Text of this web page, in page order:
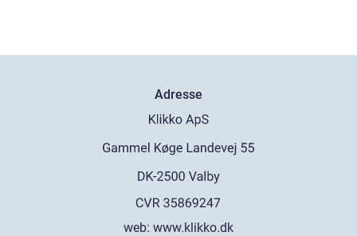
Adresse
web: www.klikko.dk